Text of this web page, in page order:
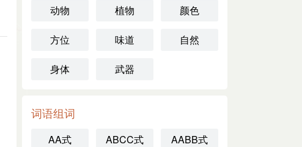
动物 植物 颜色
方位 味道 自然
身体 武器
词语组词
AA式 ABCC式 AABB式